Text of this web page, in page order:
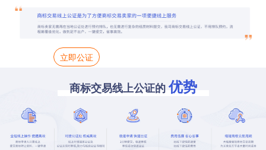
立即公证
商标交易线上公证的优势